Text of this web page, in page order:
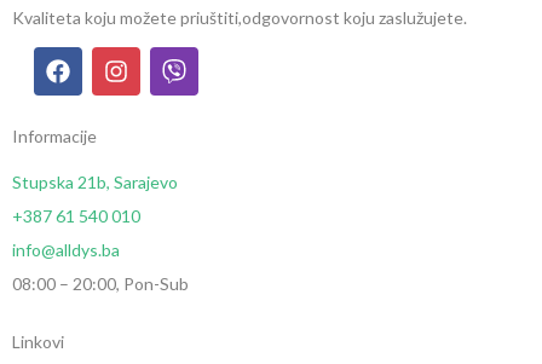
Kvaliteta koju možete priuštiti,odgovornost koju zaslužujete.
Informacije
Stupska 21b, Sarajevo
+387 61 540 010
info@alldys.ba
08:00 – 20:00, Pon-Sub
Linkovi